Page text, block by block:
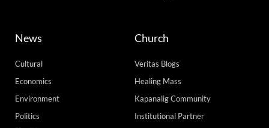
News
Cultural
Economics
Environment
Politics
Church
Veritas Blogs
Healing Mass
Kapanalig Community
Institutional Partner